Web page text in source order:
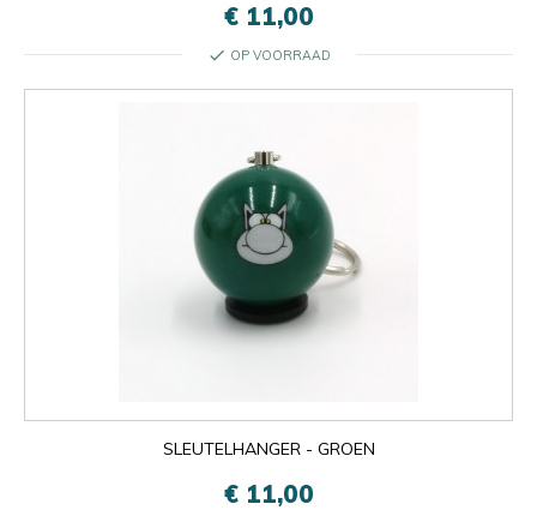
€ 11,00
check OP VOORRAAD
SLEUTELHANGER - GROEN
€ 11,00